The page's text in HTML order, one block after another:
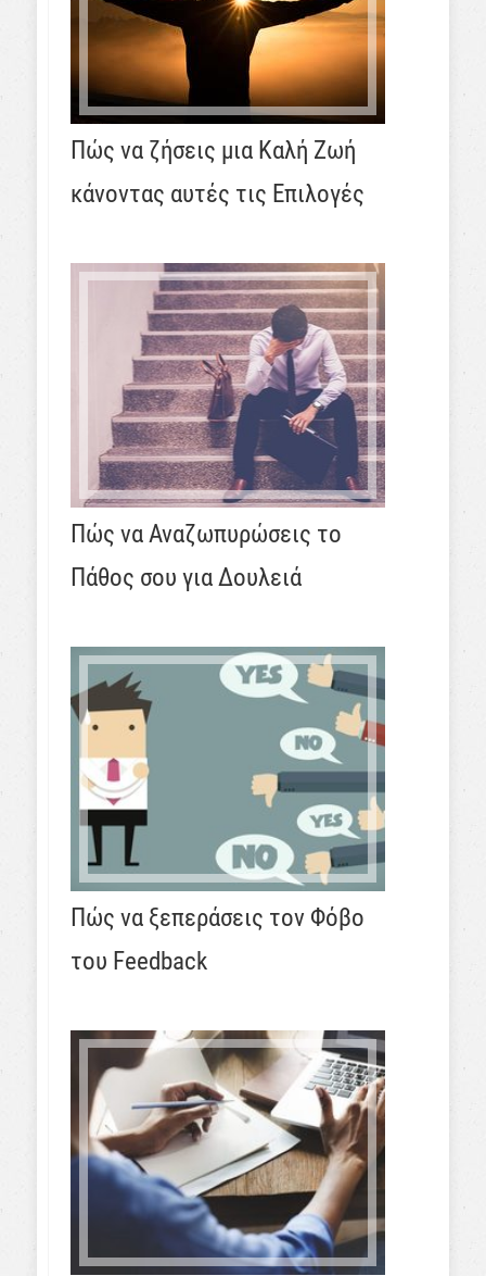
Πώς να ζήσεις μια Καλή Ζωή
κάνοντας αυτές τις Επιλογές
Πώς να Αναζωπυρώσεις το
Πάθος σου για Δουλειά
Πώς να ξεπεράσεις τον Φόβο
του Feedback